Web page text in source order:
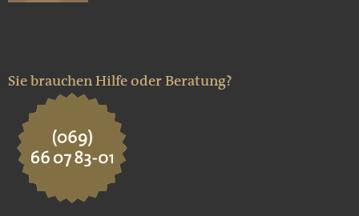
Sie brauchen Hilfe oder Beratung?